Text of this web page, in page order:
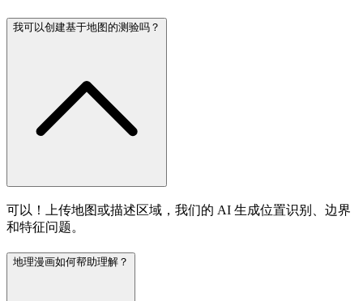
我可以创建基于地图的测验吗？
可以！上传地图或描述区域，我们的 AI 生成位置识别、边界
和特征问题。
地理漫画如何帮助理解？